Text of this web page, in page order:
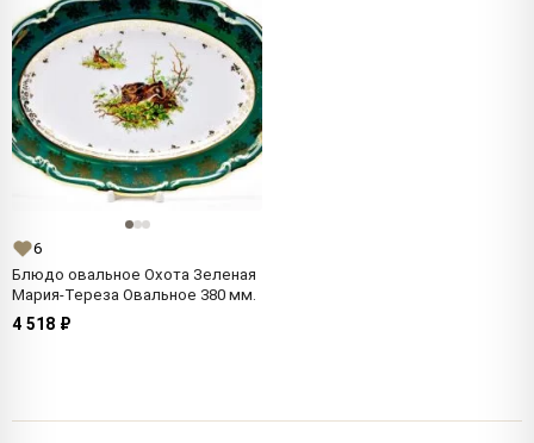
6
Блюдо овальное Охота Зеленая
Мария-Тереза Овальное 380 мм.
4 518 ₽